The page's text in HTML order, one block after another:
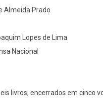
Almeida Prado
Lopes de Lima
Nacional
livros, encerrados em cinco